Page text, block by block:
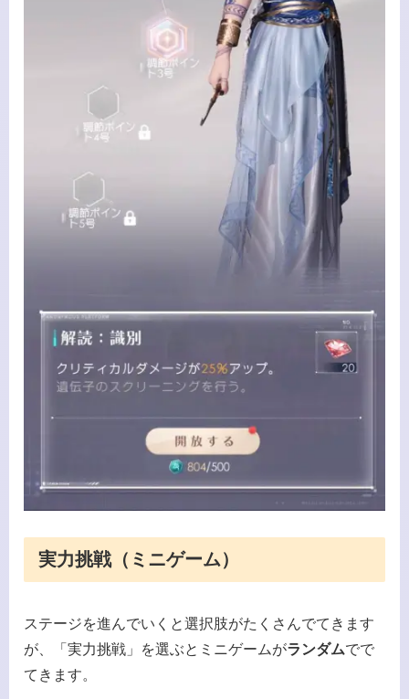
実力挑戦（ミニゲーム）
ステージを進んでいくと選択肢がたくさんでてきます
が、「実力挑戦」を選ぶとミニゲームがランダムでで
てきます。